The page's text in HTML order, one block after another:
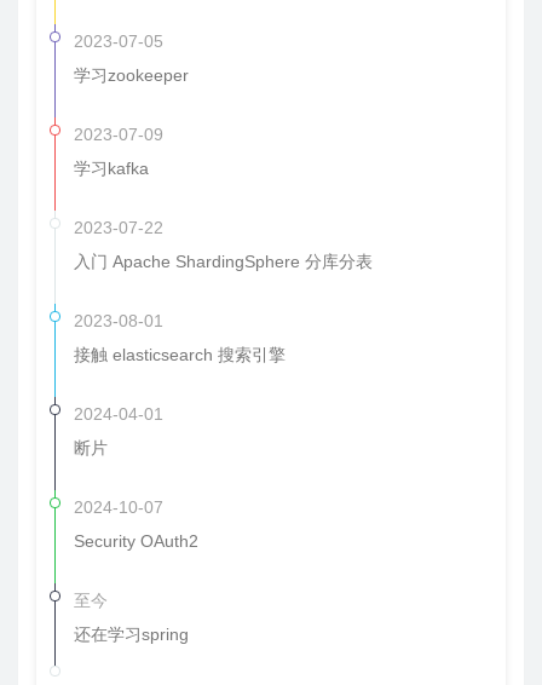
2023-07-05
学习zookeeper
2023-07-09
学习kafka
2023-07-22
入门 Apache ShardingSphere 分库分表
2023-08-01
接触 elasticsearch 搜索引擎
2024-04-01
断片
2024-10-07
Security OAuth2
至今
还在学习spring